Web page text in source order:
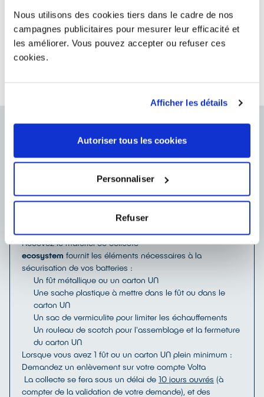
Nous utilisons des cookies tiers dans le cadre de nos
campagnes publicitaires pour mesurer leur efficacité et
les améliorer. Vous pouvez accepter ou refuser ces
cookies.
Afficher les détails
Autoriser tous les cookies
Personnaliser
Refuser
adaptée.
Dans ce cas, contactez-nous pour que nous trouvions
ensemble la meilleure solution
par tél0 809 540 590(service gratuit + prix d'un appel)
ou par mail
Batteries Industrielles
Batteries industrielles de moins de 25kg
Contactezecosystem au 0 809 540 590(service gratuit +
prix d'un appel) pour établir un contrat
Recevez le matériel de collecte
ecosystem fournit les éléments nécessaires à la
sécurisation de vos batteries :
Un fût métallique ou un carton UN
Une sache plastique à mettre dans le fût ou dans le
carton UN
Un sac de vermiculite pour limiter les échauffements
Un rouleau de scotch pour l'assemblage et la fermeture
du carton UN
Lorsque vous avez 1 fût ou un carton UN plein minimum :
Demandez un enlèvement sur votre compte Volta
La collecte se fera sous un délai de 10 jours ouvrés (à
compter de la validation de votre demande), et des